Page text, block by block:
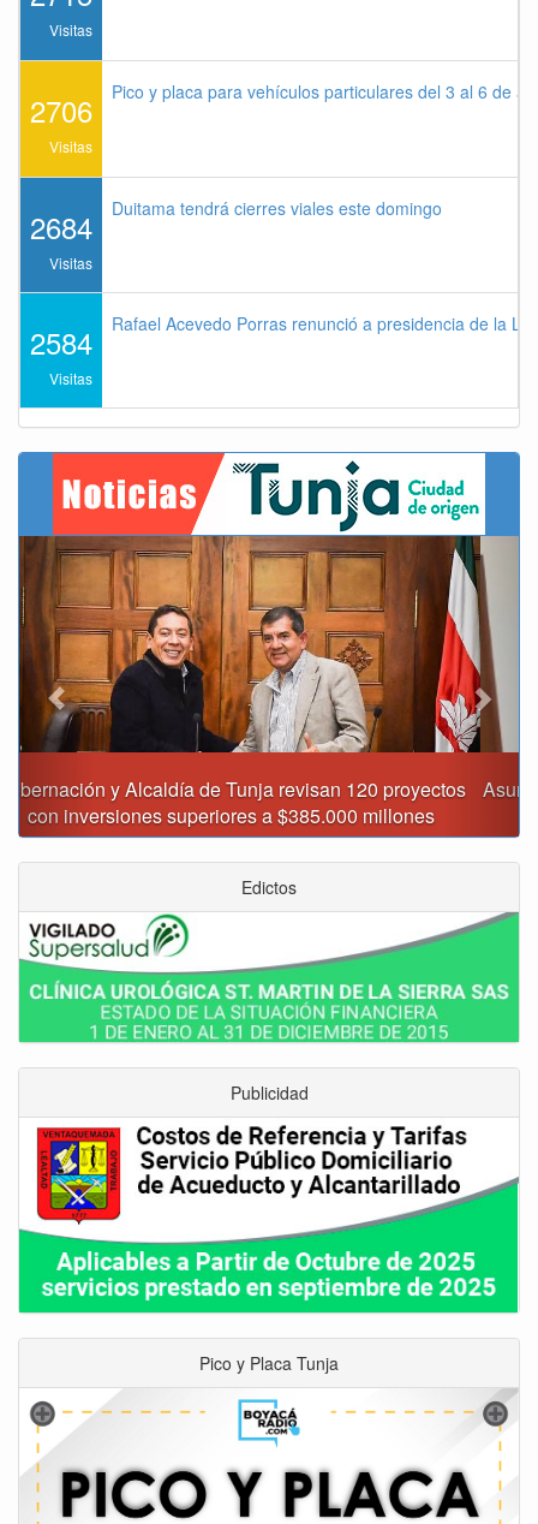
Visitas
2706
Visitas
Pico y placa para vehículos particulares del 3 al 6 de
2684
Visitas
Duitama tendrá cierres viales este domingo
2584
Visitas
Rafael Acevedo Porras renunció a presidencia de la
Asumió funciones nuevo secretario de Medio Ambiente de
Tunja
Previous Next
Edictos
Publicidad
Pico y Placa Tunja